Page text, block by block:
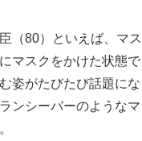
（80）といえば、マ
マスクをかけた状態
姿がたびたび話題にな
ンシーバーのような